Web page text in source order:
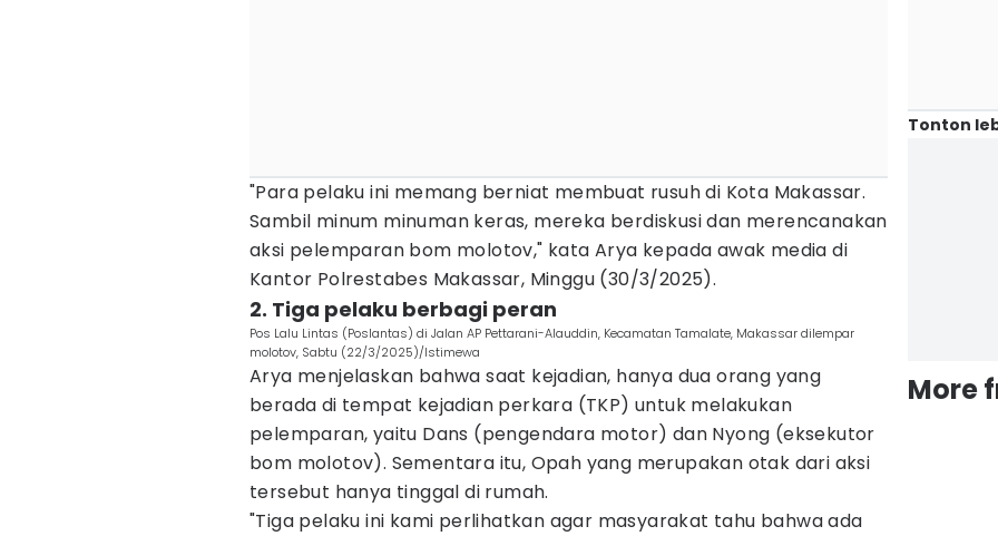
"Para pelaku ini memang berniat membuat rusuh di Kota Makassar.
Sambil minum minuman keras, mereka berdiskusi dan merencanakan
aksi pelemparan bom molotov," kata Arya kepada awak media di
Kantor Polrestabes Makassar, Minggu (30/3/2025).
2. Tiga pelaku berbagi peran
Pos Lalu Lintas (Poslantas) di Jalan AP Pettarani-Alauddin, Kecamatan Tamalate, Makassar dilempar
molotov, Sabtu (22/3/2025)/Istimewa
Arya menjelaskan bahwa saat kejadian, hanya dua orang yang
berada di tempat kejadian perkara (TKP) untuk melakukan
pelemparan, yaitu Dans (pengendara motor) dan Nyong (eksekutor
bom molotov). Sementara itu, Opah yang merupakan otak dari aksi
tersebut hanya tinggal di rumah.
"Tiga pelaku ini kami perlihatkan agar masyarakat tahu bahwa ada
Tonton
More